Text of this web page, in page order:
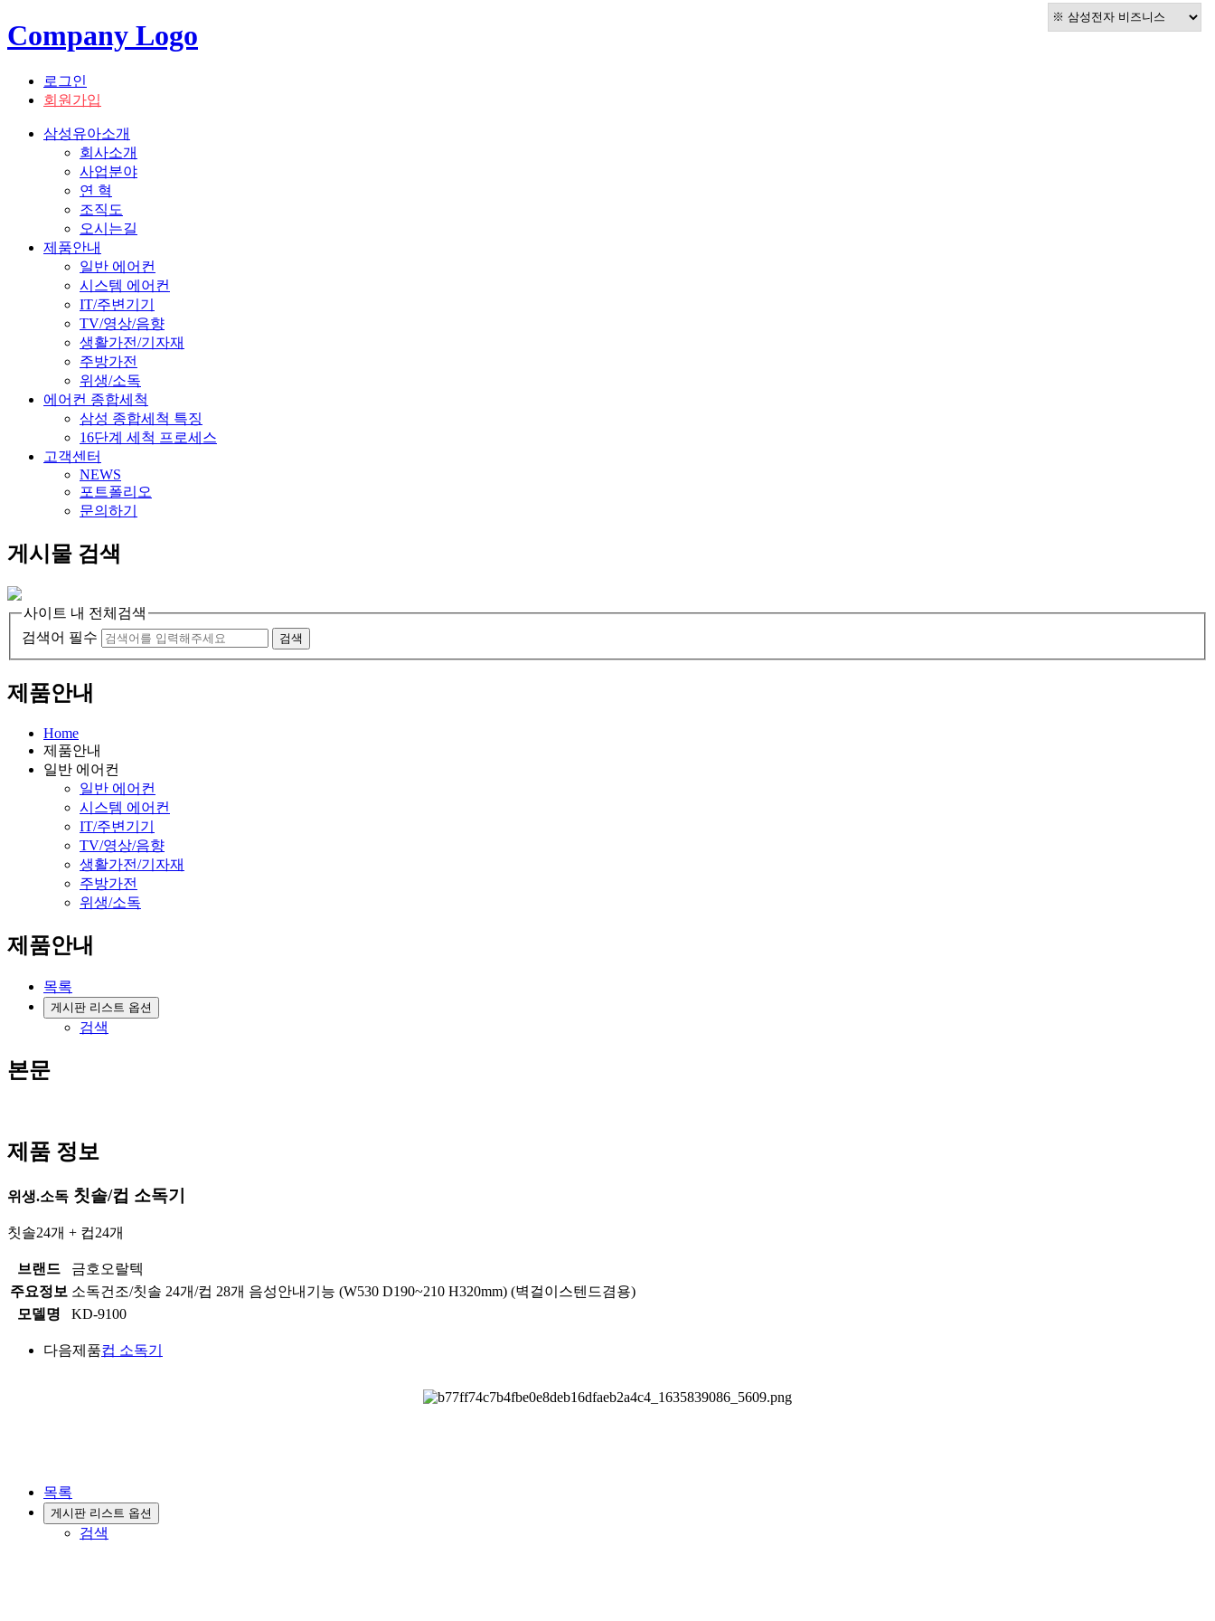
Company Logo
로그인
회원가입
삼성유아소개
회사소개
사업분야
연 혁
조직도
오시는길
제품안내
일반 에어컨
시스템 에어컨
IT/주변기기
TV/영상/음향
생활가전/기자재
주방가전
위생/소독
에어컨 종합세척
삼성 종합세척 특징
16단계 세척 프로세스
고객센터
NEWS
포트폴리오
문의하기
게시물 검색
사이트 내 전체검색
검색어 필수
검색
제품안내
Home
제품안내
일반 에어컨
일반 에어컨
시스템 에어컨
IT/주변기기
TV/영상/음향
생활가전/기자재
주방가전
위생/소독
제품안내
목록
게시판 리스트 옵션
검색
본문
제품 정보
위생.소독 칫솔/컵 소독기
칫솔24개 + 컵24개
브랜드
금호오랄텍
주요정보 소독건조/칫솔 24개/컵 28개 음성안내기능 (W530 D190~210 H320mm) (벽걸이스텐드겸용)
모델명
KD-9100
다음제품컵 소독기
목록
게시판 리스트 옵션
검색